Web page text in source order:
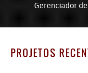
Gerenciador
PROJETOS